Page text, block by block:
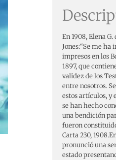
En 1908, Elena
Jones:“Se me
impresos en los
1897, que
validez de los
entre nosotros.
estos artículos, y
se han hecho
una bendición
fueron
Carta 230,
pronunció una
estado